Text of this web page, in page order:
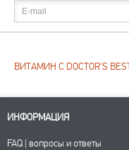
E-mail
ВИТАМИН С DOCTOR'S
ИНФОРМАЦИЯ
FAQ | вопросы и ответы